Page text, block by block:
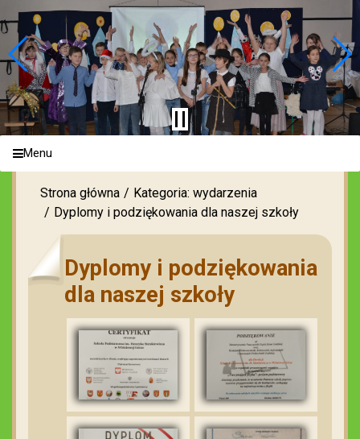
Menu
Strona główna
Kategoria: wydarzenia
Dyplomy i podziękowania dla naszej szkoły
Dyplomy i podziękowania
dla naszej szkoły